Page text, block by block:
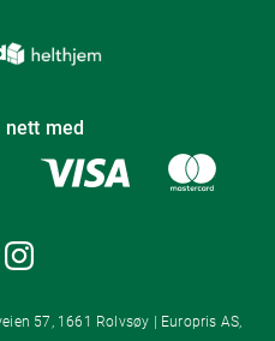
nett med
57, 1661 Rolvsøy | Europris AS,